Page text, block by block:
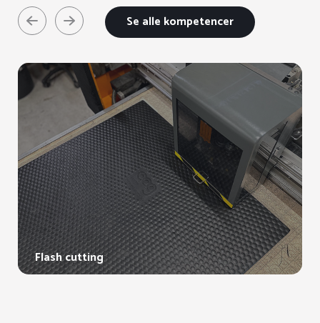
Se alle kompetencer
Flash cutting